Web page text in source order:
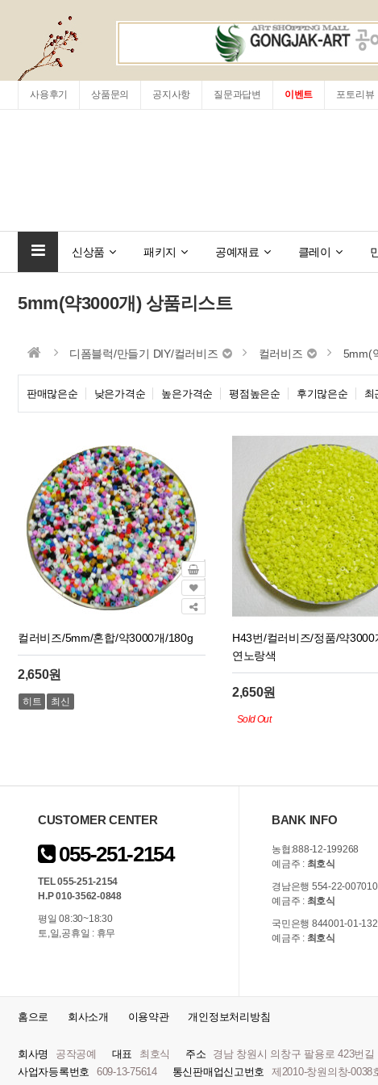
사용후기 상품문의 공지사항 질문과답변 이벤트 포토리뷰
신상품 패키지 공예재료 클레이
5mm(약3000개) 상품리스트
디폼블럭/만들기 DIY/컬러비즈 컬러비즈 5mm(
판매많은순 낮은가격순 높은가격순 평점높은순 후기많은순 최
컬러비즈/5mm/혼합/약3000개/180g
2,650원
히트 최신
H43번/컬러비즈/정품/약3000
연노랑색
2,650원
Sold Out
CUSTOMER CENTER
055-251-2154
TEL 055-251-2154
H.P 010-3562-0848
평일 08:30~18:30
토,일,공휴일 : 휴무
BANK INFO
농협:888-12-199268
예금주 : 최호식
경남은행 554-22-
예금주 : 최호식
국민은행 844001-01-
예금주 : 최호식
홈으로 회사소개 이용약관 개인정보처리방침
회사명 공작공예 대표 최호식 주소 경남 창원시 의창구 팔용로 423번길
사업자등록번호
609-13-75614 통신판매업신고번호 제2010-창원의창-0038